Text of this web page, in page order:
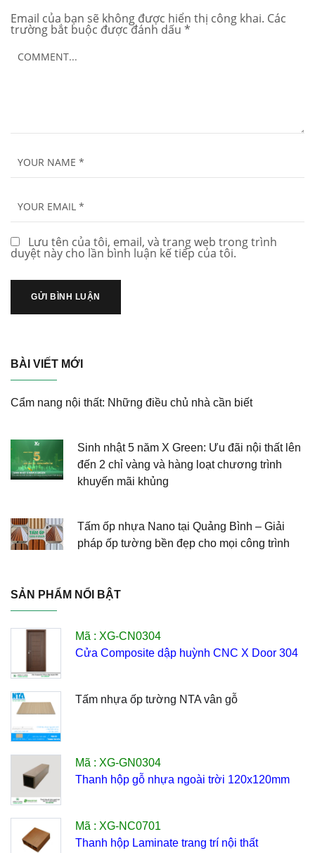
Email của bạn sẽ không được hiển thị công khai. Các
trường bắt buộc được đánh dấu *
Lưu tên của tôi, email, và trang web trong trình
duyệt này cho lần bình luận kế tiếp của tôi.
BÀI VIẾT MỚI
Cẩm nang nội thất: Những điều chủ nhà cần biết
Sinh nhật 5 năm X Green: Ưu đãi nội thất lên
đến 2 chỉ vàng và hàng loạt chương trình
khuyến mãi khủng
Tấm ốp nhựa Nano tại Quảng Bình – Giải
pháp ốp tường bền đẹp cho mọi công trình
SẢN PHẨM NỔI BẬT
Mã : XG-CN0304
Cửa Composite dập huỳnh CNC X Door 304
Tấm nhựa ốp tường NTA vân gỗ
Mã : XG-GN0304
Thanh hộp gỗ nhựa ngoài trời 120x120mm
Mã : XG-NC0701
Thanh hộp Laminate trang trí nội thất